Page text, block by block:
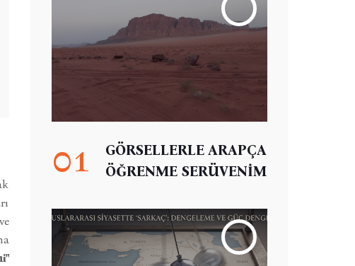
01
GÖRSELLERLE ARAPÇA
ÖĞRENME SERÜVENİM